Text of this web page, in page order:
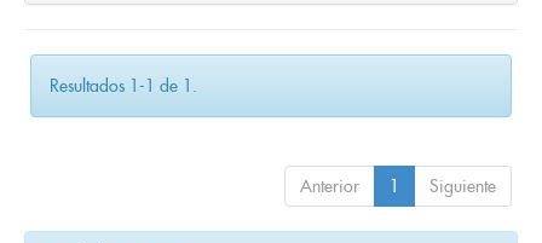
Resultados 1-1 de 1.
Anterior 1 Siguiente